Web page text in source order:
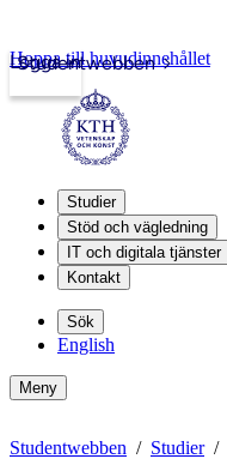
Studentwebben
Logga in
Hoppa till huvudinnehållet
Studier
Stöd och vägledning
IT och digitala tjänster
Kontakt
Sök
English
Meny
Studentwebben Studier